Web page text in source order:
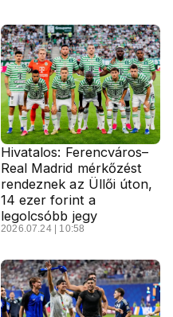
Hivatalos: Ferencváros–
Real Madrid mérkőzést
rendeznek az Üllői úton,
14 ezer forint a
legolcsóbb jegy
2026.07.24 | 10:58